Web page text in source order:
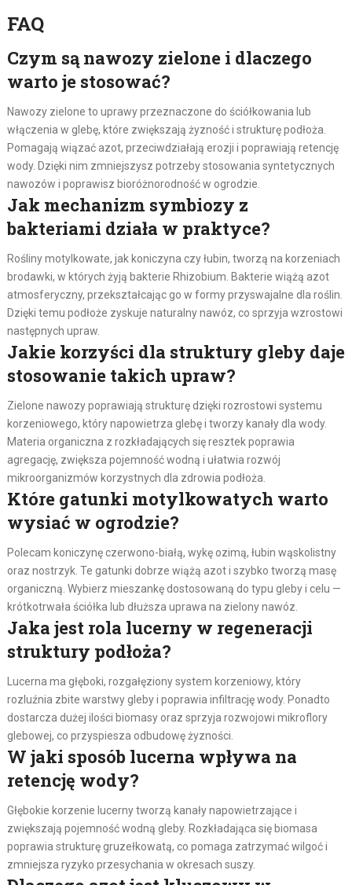
FAQ
Czym są nawozy zielone i dlaczego
warto je stosować?
Nawozy zielone to uprawy przeznaczone do ściółkowania lub
włączenia w glebę, które zwiększają żyzność i strukturę podłoża.
Pomagają wiązać azot, przeciwdziałają erozji i poprawiają retencję
wody. Dzięki nim zmniejszysz potrzeby stosowania syntetycznych
nawozów i poprawisz bioróżnorodność w ogrodzie.
Jak mechanizm symbiozy z
bakteriami działa w praktyce?
Rośliny motylkowate, jak koniczyna czy łubin, tworzą na korzeniach
brodawki, w których żyją bakterie Rhizobium. Bakterie wiążą azot
atmosferyczny, przekształcając go w formy przyswajalne dla roślin.
Dzięki temu podłoże zyskuje naturalny nawóz, co sprzyja wzrostowi
następnych upraw.
Jakie korzyści dla struktury gleby daje
stosowanie takich upraw?
Zielone nawozy poprawiają strukturę dzięki rozrostowi systemu
korzeniowego, który napowietrza glebę i tworzy kanały dla wody.
Materia organiczna z rozkładających się resztek poprawia
agregację, zwiększa pojemność wodną i ułatwia rozwój
mikroorganizmów korzystnych dla zdrowia podłoża.
Które gatunki motylkowatych warto
wysiać w ogrodzie?
Polecam koniczynę czerwono-białą, wykę ozimą, łubin wąskolistny
oraz nostrzyk. Te gatunki dobrze wiążą azot i szybko tworzą masę
organiczną. Wybierz mieszankę dostosowaną do typu gleby i celu —
krótkotrwała ściółka lub dłuższa uprawa na zielony nawóz.
Jaka jest rola lucerny w regeneracji
struktury podłoża?
Lucerna ma głęboki, rozgałęziony system korzeniowy, który
rozluźnia zbite warstwy gleby i poprawia infiltrację wody. Ponadto
dostarcza dużej ilości biomasy oraz sprzyja rozwojowi mikroflory
glebowej, co przyspiesza odbudowę żyzności.
W jaki sposób lucerna wpływa na
retencję wody?
Głębokie korzenie lucerny tworzą kanały napowietrzające i
zwiększają pojemność wodną gleby. Rozkładająca się biomasa
poprawia strukturę gruzełkowatą, co pomaga zatrzymać wilgoć i
zmniejsza ryzyko przesychania w okresach suszy.